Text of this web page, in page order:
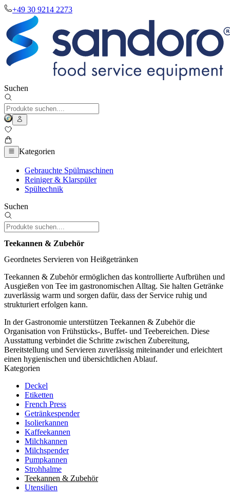
+49 30 9214 2273
Suchen
Kategorien
Gebrauchte Spülmaschinen
Reiniger & Klarspüler
Spültechnik
Suchen
Teekannen & Zubehör
Geordnetes Servieren von Heißgetränken
Teekannen & Zubehör ermöglichen das kontrollierte Aufbrühen und
Ausgießen von Tee im gastronomischen Alltag. Sie halten Getränke
zuverlässig warm und sorgen dafür, dass der Service ruhig und
strukturiert erfolgen kann.
In der Gastronomie unterstützen Teekannen & Zubehör die
Organisation von Frühstücks-, Buffet- und Teebereichen. Diese
Ausstattung verbindet die Schritte zwischen Zubereitung,
Bereitstellung und Servieren zuverlässig miteinander und erleichtert
einen hygienischen und übersichtlichen Ablauf.
Kategorien
Deckel
Etiketten
French Press
Getränkespender
Isolierkannen
Kaffeekannen
Milchkannen
Milchspender
Pumpkannen
Strohhalme
Teekannen & Zubehör
Utensilien